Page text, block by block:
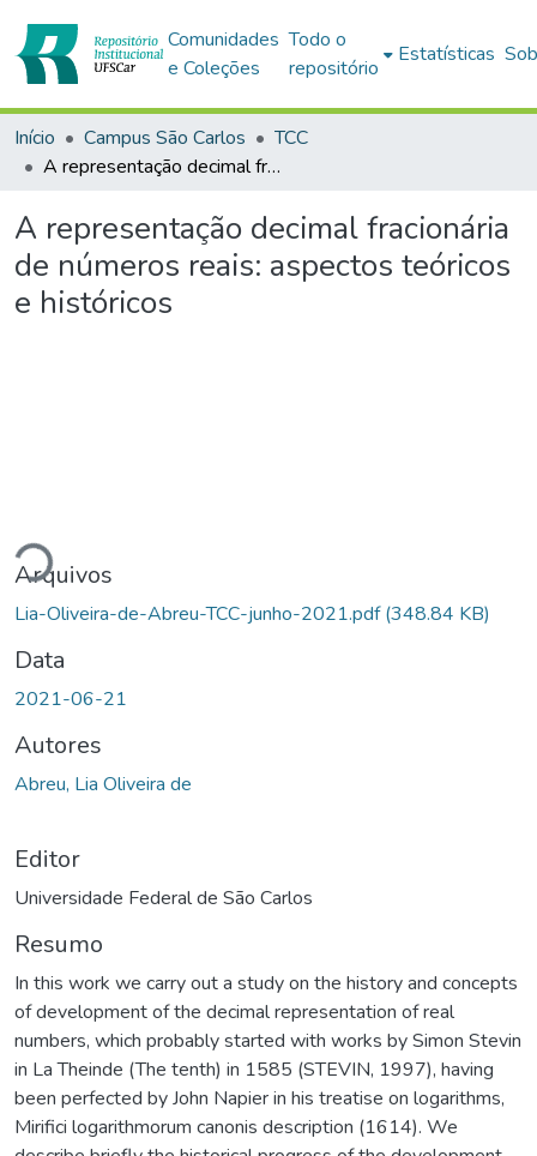
Comunidades
e Coleções
Todo o
repositório
Estatísticas
Início Campus São Carlos
TCC
A representação decimal fracionária de números reais: aspectos teóricos e históricos
A representação decimal fracionária
de números reais: aspectos teóricos
e históricos
Arquivos
Lia-Oliveira-de-Abreu-TCC-junho-2021.pdf(348.84 KB)
Data
2021-06-21
Autores
Abreu, Lia Oliveira de
Editor
Universidade Federal de São Carlos
Resumo
In this work we carry out a study on the history and concepts
of development of the decimal representation of real
numbers, which probably started with works by Simon Stevin
in La Theinde (The tenth) in 1585 (STEVIN, 1997), having
been perfected by John Napier in his treatise on logarithms,
Mirifici logarithmorum canonis description (1614). We